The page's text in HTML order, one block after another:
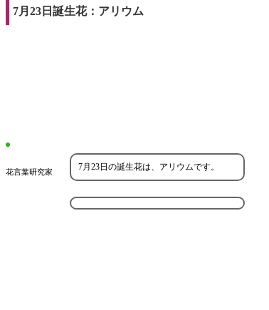
7月23日誕生花：アリウム
花言葉研究家 7月23日の誕生花は、アリウムです。